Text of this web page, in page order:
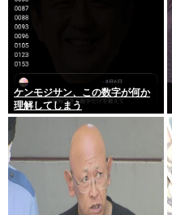
ケンモジサン、この数字が何か
理解してしまう